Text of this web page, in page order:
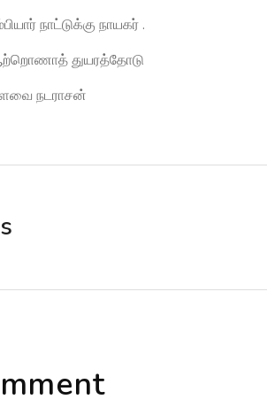
நாட்டுக்கு நாயகர் .
துயரத்தோடு
நடராசன்